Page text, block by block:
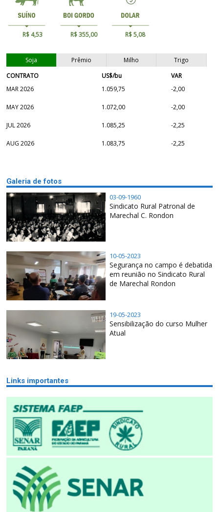
R$ 4,53 R$ 355,00 R$ 5,08
Soja Prêmio Milho
Trigo
CONTRATO
US$/bu
VAR
MAR 2026
1.059,75 -2,00
MAY 2026 1.072,00 -2,00
JUL 2026 1.085,25 -2,25
AUG 2026 1.083,75 -2,25
Galeria de fotos
03-09-1960
Sindicato Rural Patronal de
Marechal C. Rondon
10-05-2023
Segurança no campo é debatida
em reunião no Sindicato Rural
de Marechal Rondon
19-05-2023
Sensibilização do curso Mulher
Atual
Links importantes